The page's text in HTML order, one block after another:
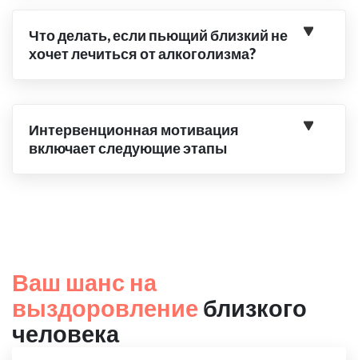
Что делать, если пьющий близкий не
хочет лечиться от алкоголизма?
Интервенционная мотивация
включает следующие этапы
Ваш шанс на
выздоровление близкого
человека